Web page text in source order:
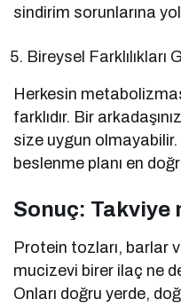
sindirim sorunlarına
Bireysel Farklılıkları
Herkesin
farklıdır. Bir
size uygun
beslenme planı en
Sonuç: Takviye
Protein tozları, barlar
mucizevi birer ilaç ne
Onları doğru yerde,